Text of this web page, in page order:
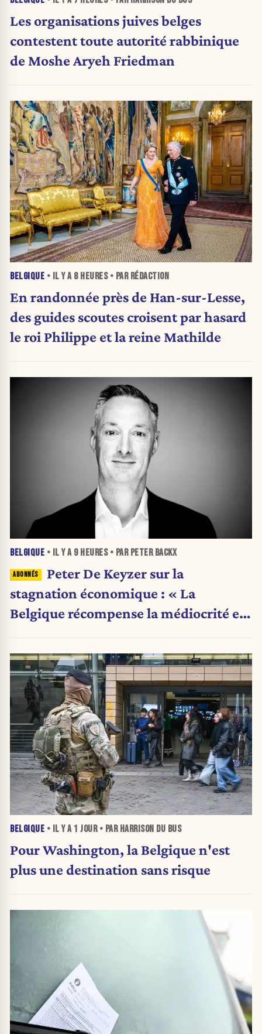
Les organisations juives belges
contestent toute autorité rabbinique
de Moshe Aryeh Friedman
BELGIQUE • IL Y A 8 HEURES• PAR RÉDACTION
En randonnée près de Han-sur-Lesse,
des guides scoutes croisent par hasard
le roi Philippe et la reine Mathilde
BELGIQUE • IL Y A 9 HEURES• PAR PETER BACKX
Peter De Keyzer sur la
stagnation économique : « La
Belgique récompense la médiocrité et
BELGIQUE • IL Y A 1 JOUR• PAR HARRISON DU BUS
Pour Washington, la Belgique n'est
plus une destination sans risque